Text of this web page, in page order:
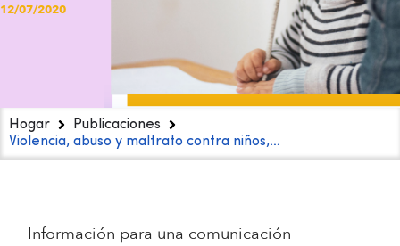
12/07/2020
Hogar
Publicaciones
Violencia, abuso y maltrato contra niños,…
Información para una comunicación